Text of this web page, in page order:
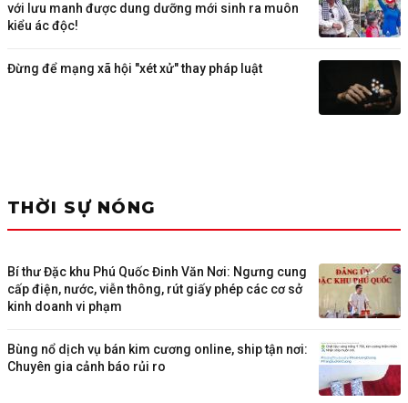
với lưu manh được dung dưỡng mới sinh ra muôn
kiểu ác độc!
Đừng để mạng xã hội "xét xử" thay pháp luật
THỜI SỰ NÓNG
Bí thư Đặc khu Phú Quốc Đinh Văn Nơi: Ngưng cung
cấp điện, nước, viễn thông, rút giấy phép các cơ sở
kinh doanh vi phạm
Bùng nổ dịch vụ bán kim cương online, ship tận nơi:
Chuyên gia cảnh báo rủi ro